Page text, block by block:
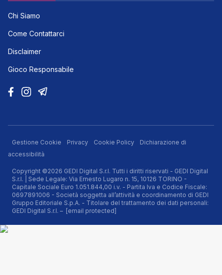
Chi Siamo
Come Contattarci
Disclaimer
Gioco Responsabile
Gestione Cookie Privacy Cookie Policy
Dichiarazione di
accessibilità
Copyright ©2026 GEDI Digital S.r.l. Tutti i diritti riservati - GEDI Digital
S.r.l. | Sede Legale: Via Ernesto Lugaro n. 15, 10126 TORINO -
Capitale Sociale Euro 1.051.844,00 i.v. - Partita Iva e Codice Fiscale:
0697891006 - Società soggetta all’attività e coordinamento di GEDI
Gruppo Editoriale S.p.A. - Titolare del trattamento dei dati personali:
GEDI Digital S.r.l. – [email protected]